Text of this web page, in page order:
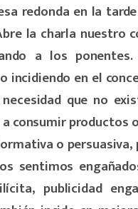
redonda en la
la charla nuestro
a los ponentes.
incidiendo en el
que no
consumir productos
o
sentimos
publicidad